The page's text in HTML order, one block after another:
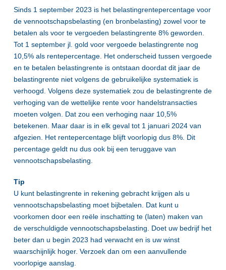
Sinds 1 september 2023 is het belastingrentepercentage voor
de vennootschapsbelasting (en bronbelasting) zowel voor te
betalen als voor te vergoeden belastingrente 8% geworden.
Tot 1 september jl. gold voor vergoede belastingrente nog
10,5% als rentepercentage. Het onderscheid tussen vergoede
en te betalen belastingrente is ontstaan doordat dit jaar de
belastingrente niet volgens de gebruikelijke systematiek is
verhoogd. Volgens deze systematiek zou de belastingrente de
verhoging van de wettelijke rente voor handelstransacties
moeten volgen. Dat zou een verhoging naar 10,5%
betekenen. Maar daar is in elk geval tot 1 januari 2024 van
afgezien. Het rentepercentage blijft voorlopig dus 8%. Dit
percentage geldt nu dus ook bij een teruggave van
vennootschapsbelasting.
Tip
U kunt belastingrente in rekening gebracht krijgen als u
vennootschapsbelasting moet bijbetalen. Dat kunt u
voorkomen door een reële inschatting te (laten) maken van
de verschuldigde vennootschapsbelasting. Doet uw bedrijf het
beter dan u begin 2023 had verwacht en is uw winst
waarschijnlijk hoger. Verzoek dan om een aanvullende
voorlopige aanslag.